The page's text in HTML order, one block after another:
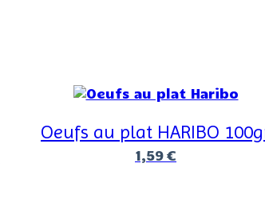
Oeufs au plat HARIBO
1,59 €